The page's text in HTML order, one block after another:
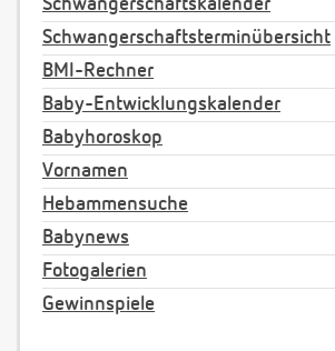
Schwangerschaftskalender
Schwangerschaftsterminübersicht
BMI-Rechner
Baby-Entwicklungskalender
Babyhoroskop
Vornamen
Hebammensuche
Babynews
Fotogalerien
Gewinnspiele